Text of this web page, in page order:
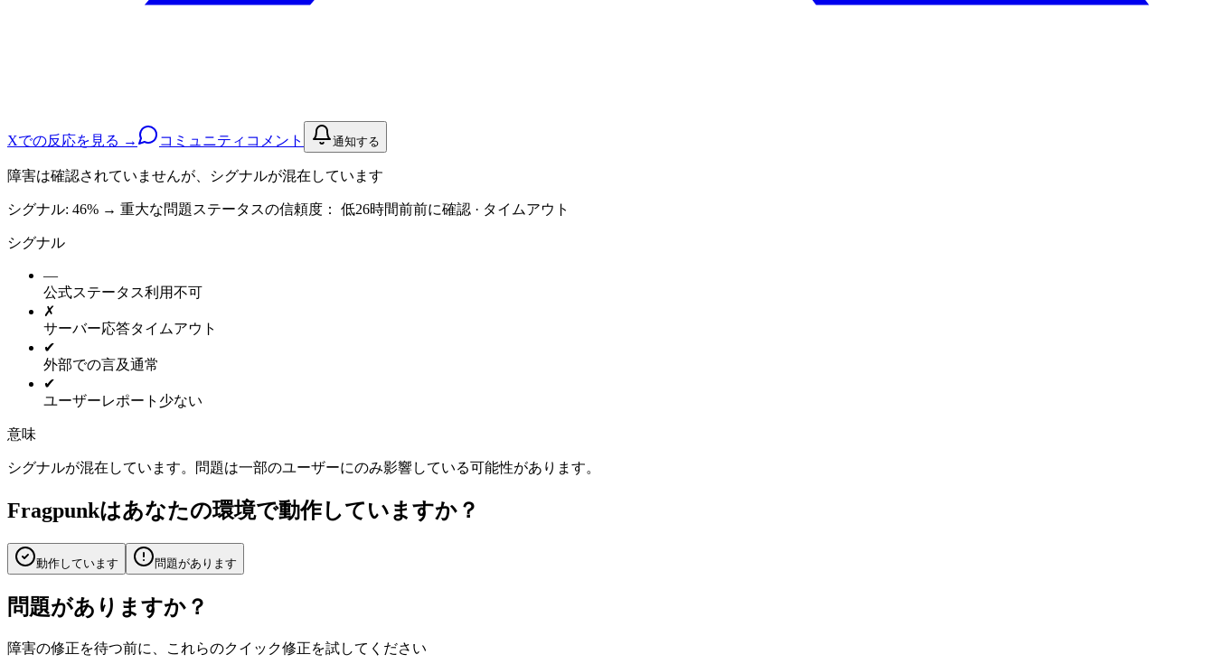
Xでの反応を見る → コミュニティコメント 通知する
障害は確認されていませんが、シグナルが混在しています
シグナル: 46% → 重大な問題 ステータスの信頼度： 低26時間前前に確認 · タイムアウト
シグナル
—
公式ステータス利用不可
✗
サーバー応答タイムアウト
✔
外部での言及通常
✔
ユーザーレポート 少ない
意味
シグナルが混在しています。問題は一部のユーザーにのみ影響している可能性があります。
Fragpunkはあなたの環境で動作していますか？
動作しています 問題があります
問題がありますか？
障害の修正を待つ前に、これらのクイック修正を試してください